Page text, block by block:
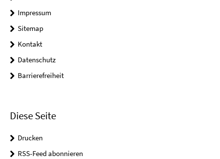
Impressum
Sitemap
Kontakt
Datenschutz
Barrierefreiheit
Diese Seite
Drucken
RSS-Feed abonnieren